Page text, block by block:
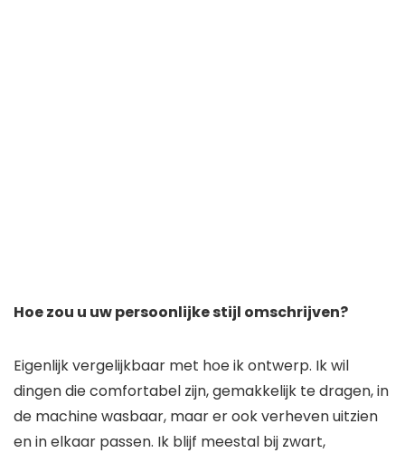
Hoe zou u uw persoonlijke stijl omschrijven?
Eigenlijk vergelijkbaar met hoe ik ontwerp. Ik wil
dingen die comfortabel zijn, gemakkelijk te dragen, in
de machine wasbaar, maar er ook verheven uitzien
en in elkaar passen. Ik blijf meestal bij zwart,